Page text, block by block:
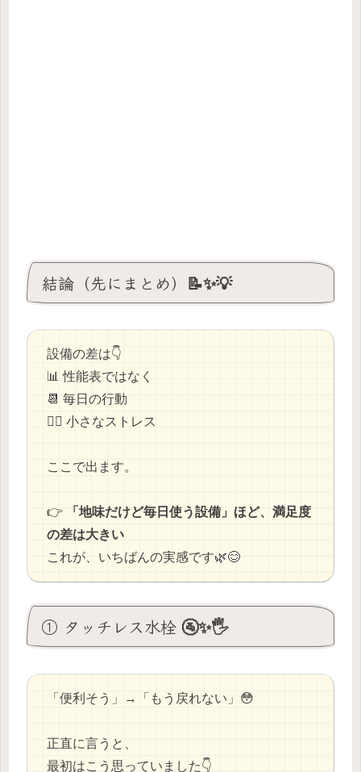
結論（先にまとめ）📝✨💡
設備の差は👇
📊 性能表ではなく
📆 毎日の行動
😵‍💫 小さなストレス
ここで出ます。
👉
「地味だけど毎日使う設備」ほど、満足度
の差は大きい
これが、いちばんの実感です🌿😊
① タッチレス水栓 🚰✨🖐️
「便利そう」→「もう戻れない」😳
正直に言うと、
最初はこう思っていました👇